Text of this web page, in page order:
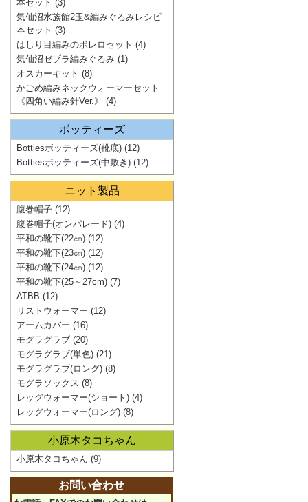
本セット (3)
気仙沼水族館2玉&編みぐるみレシピ
本セット (3)
はしり目編みのボレロセット (4)
気仙沼ゼブラ編みぐるみ (1)
オスカーキット (8)
かごめ編みネックウォーマーセット
《四角い編み針Ver.》
(4)
ボッティーズ
Bottiesボッティーズ(靴底) (12)
Bottiesボッティーズ(中敷き) (12)
ニット製品
腹巻帽子 (12)
腹巻帽子(オンパレード) (4)
平和の靴下(22㎝) (12)
平和の靴下(23㎝) (12)
平和の靴下(24㎝) (12)
平和の靴下(25～27cm) (7)
ATBB (12)
リストウォーマー (12)
アームカバー (16)
モグラグラブ (20)
モグラグラブ(単色) (21)
モグラグラブ(ロング) (8)
モグラソックス (8)
レッグウォーマー(ショート) (4)
レッグウォーマー(ロング) (8)
小原木タコちゃん
小原木タコちゃん (9)
お問い合わせ